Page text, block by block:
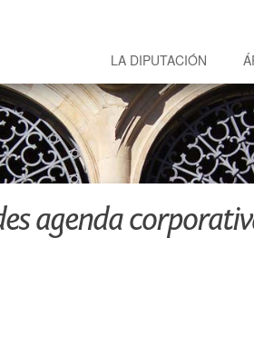
LA DIPUTACIÓN
agenda